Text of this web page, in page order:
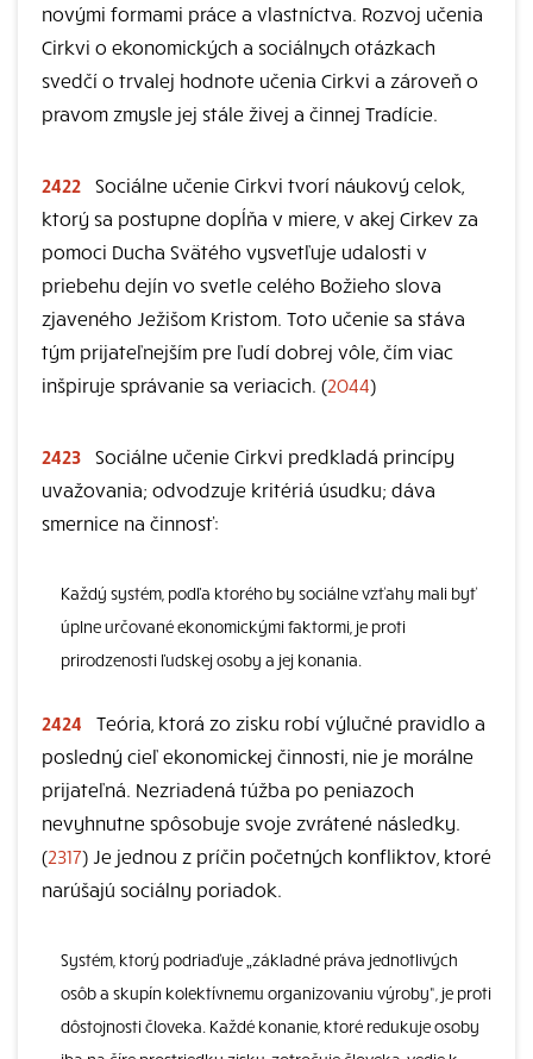
novými formami práce a vlastníctva. Rozvoj učenia
Cirkvi o ekonomických a sociálnych otázkach
svedčí o trvalej hodnote učenia Cirkvi a zároveň o
pravom zmysle jej stále živej a činnej Tradície.
2422 Sociálne učenie Cirkvi tvorí náukový celok,
ktorý sa postupne dopĺňa v miere, v akej Cirkev za
pomoci Ducha Svätého vysvetľuje udalosti v
priebehu dejín vo svetle celého Božieho slova
zjaveného Ježišom Kristom. Toto učenie sa stáva
tým prijateľnejším pre ľudí dobrej vôle, čím viac
inšpiruje správanie sa veriacich. (2044)
2423 Sociálne učenie Cirkvi predkladá princípy
uvažovania; odvodzuje kritériá úsudku; dáva
smernice na činnosť:
Každý systém, podľa ktorého by sociálne vzťahy mali byť
úplne určované ekonomickými faktormi, je proti
prirodzenosti ľudskej osoby a jej konania.
2424
Teória, ktorá zo zisku robí výlučné pravidlo a
posledný cieľ ekonomickej činnosti, nie je morálne
prijateľná. Nezriadená túžba po peniazoch
nevyhnutne spôsobuje svoje zvrátené následky.
(2317) Je jednou z príčin početných konfliktov, ktoré
narúšajú sociálny poriadok.
Systém, ktorý podriaďuje „základné práva jednotlivých
osôb a skupín kolektívnemu organizovaniu výroby“, je proti
dôstojnosti človeka. Každé konanie, ktoré redukuje osoby